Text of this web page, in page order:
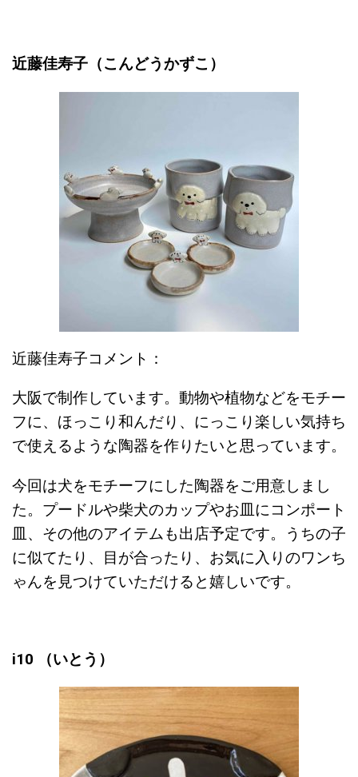
近藤佳寿子（こんどうかずこ）
近藤佳寿子コメント：
大阪で制作しています。 動物や植物などをモチー
フに、ほっこり和んだり、にっこり楽しい気持ち
で使えるような陶器を作りたいと思っています。
今回は犬をモチーフにした陶器をご用意しまし
た。 プードルや柴犬のカップやお皿にコンポート
皿、 その他のアイテムも出店予定です。 うちの子
に似てたり、目が合ったり、お気に入りのワンち
ゃんを見つけていただけると嬉しいです。
i10 （いとう）